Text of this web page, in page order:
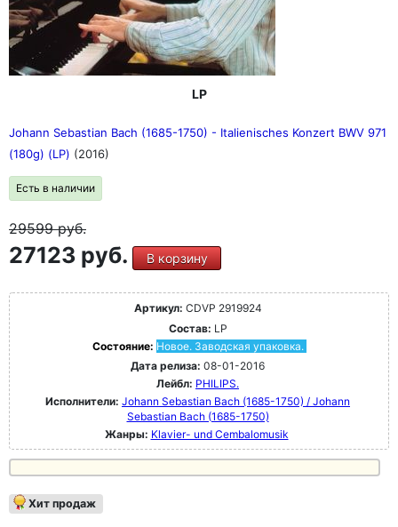
LP
Johann Sebastian Bach (1685-1750) - Italienisches Konzert BWV 971
(180g) (LP) (2016)
Есть в наличии
29599руб.
27123 руб. В корзину
Артикул: CDVP 2919924
Состав: LP
Состояние: Новое. Заводская упаковка.
Дата релиза: 08-01-2016
Лейбл: PHILIPS.
Исполнители: Johann Sebastian Bach (1685-1750) / Johann
Sebastian Bach (1685-1750)
Жанры: Klavier- und Cembalomusik
Хит продаж